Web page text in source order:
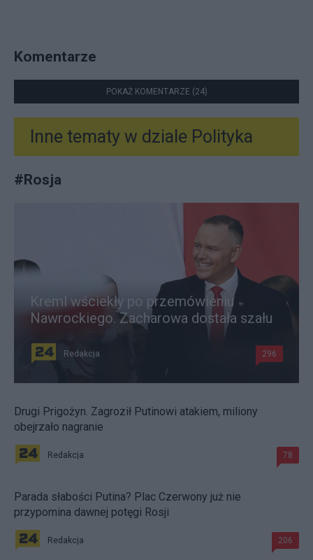
Komentarze
POKAŻ KOMENTARZE (24)
Inne tematy w dziale Polityka
#Rosja
Kreml wściekły po przemówieniu
Nawrockiego. Zacharowa dostała szału
Redakcja 296
Drugi Prigożyn. Zagroził Putinowi atakiem, miliony
obejrzało nagranie
Redakcja 78
Parada słabości Putina? Plac Czerwony już nie
przypomina dawnej potęgi Rosji
Redakcja 206